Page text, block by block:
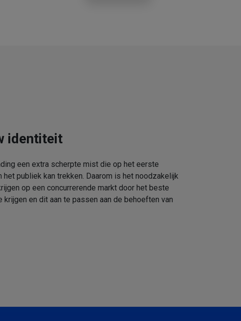
identiteit
een extra scherpte mist die op het eerste
het publiek kan trekken. Daarom is het noodzakelijk
op een concurrerende markt door het beste
en dit aan te passen aan de behoeften van